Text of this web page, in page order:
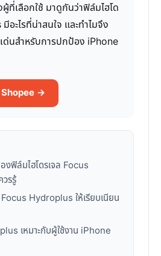
ที่เลือกใช้ มาดูกันว่าฟิล์มไฮโด
อะไรที่น่าสนใจ และทำไมจึง
ด่นสำหรับการปกป้อง iPhone
→
ฟิล์มไฮโดรเจล Focus
รรู้
Hydroplus ให้เรียบเนียน
เหมาะกับผู้ใช้งาน iPhone